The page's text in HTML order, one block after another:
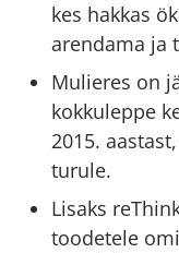
kes hakkas
arendama ja
Mulieres on
kokkuleppe
2015.
turule.
Lisaks
toodetele